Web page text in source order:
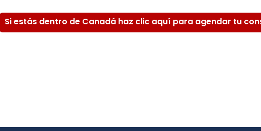
Si estás dentro de Canadá haz clic aquí para agendar tu